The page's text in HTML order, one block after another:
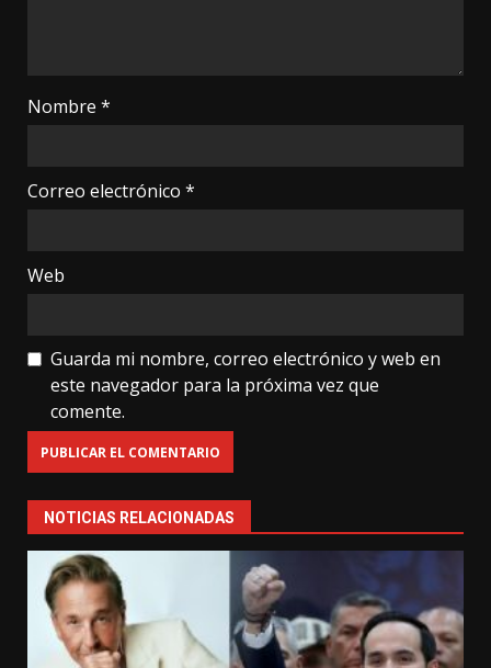
Nombre *
Correo electrónico *
Web
Guarda mi nombre, correo electrónico y web en
este navegador para la próxima vez que
comente.
NOTICIAS RELACIONADAS